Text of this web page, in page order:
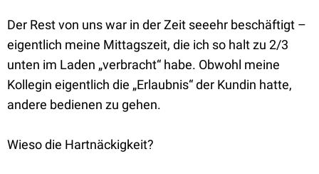
Der Rest von uns war in der Zeit seeehr beschäftigt –
eigentlich meine Mittagszeit, die ich so halt zu 2/3
unten im Laden „verbracht“ habe. Obwohl meine
Kollegin eigentlich die „Erlaubnis“ der Kundin hatte,
andere bedienen zu gehen.
Wieso die Hartnäckigkeit?